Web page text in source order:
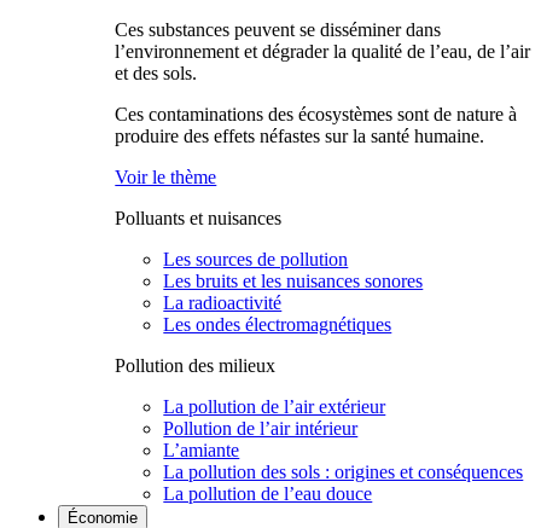
Ces substances peuvent se disséminer dans
l’environnement et dégrader la qualité de l’eau, de l’air
et des sols.
Ces contaminations des écosystèmes sont de nature à
produire des effets néfastes sur la santé humaine.
Voir le thème
Polluants et nuisances
Les sources de pollution
Les bruits et les nuisances sonores
La radioactivité
Les ondes électromagnétiques
Pollution des milieux
La pollution de l’air extérieur
Pollution de l’air intérieur
L’amiante
La pollution des sols : origines et conséquences
La pollution de l’eau douce
Économie